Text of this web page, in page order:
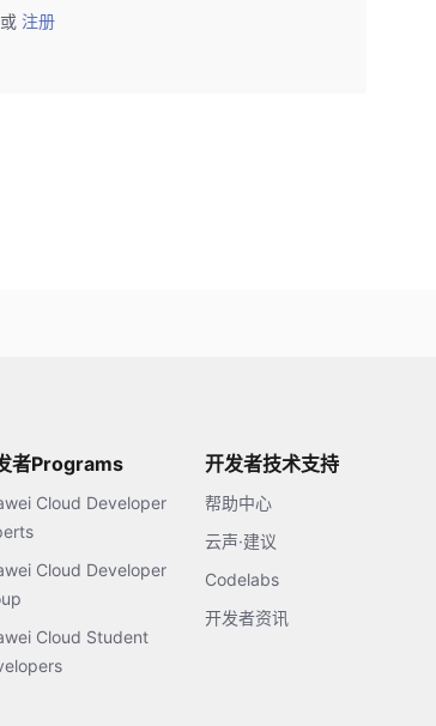
或 注册
者Programs
Cloud Developer
Cloud Developer
Cloud Student
开发者技术支持
帮助中心
云声·建议
Codelabs
开发者资讯